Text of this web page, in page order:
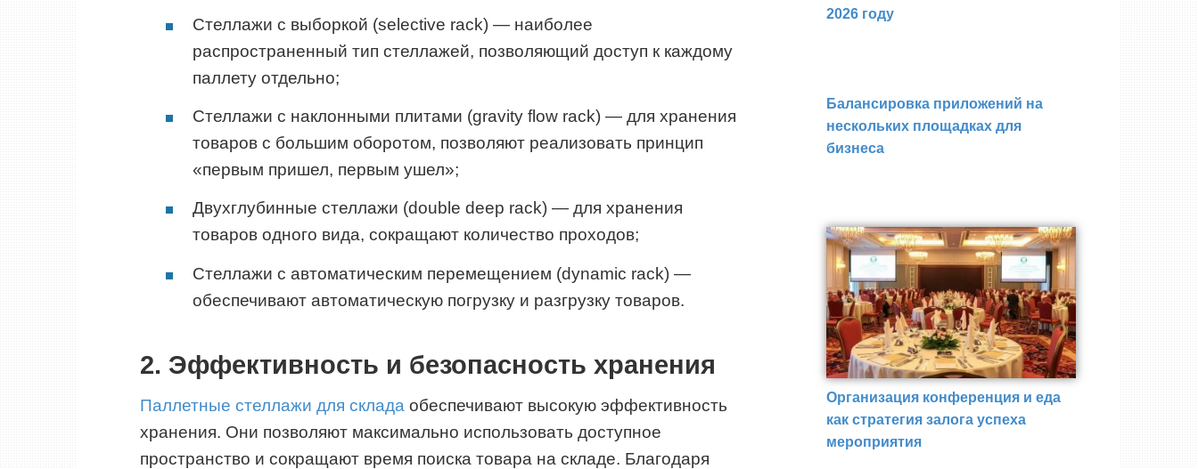
Стеллажи с выборкой (selective rack) — наиболее
распространенный тип стеллажей, позволяющий доступ к каждому
паллету отдельно;
Стеллажи с наклонными плитами (gravity flow rack) — для хранения
товаров с большим оборотом, позволяют реализовать принцип
«первым пришел, первым ушел»;
Двухглубинные стеллажи (double deep rack) — для хранения
товаров одного вида, сокращают количество проходов;
Стеллажи с автоматическим перемещением (dynamic rack) —
обеспечивают автоматическую погрузку и разгрузку товаров.
2. Эффективность и безопасность хранения
Паллетные стеллажи для склада обеспечивают высокую эффективность
хранения. Они позволяют максимально использовать доступное
пространство и сокращают время поиска товара на складе. Благодаря
2026 году
Балансировка приложений на
нескольких площадках для
бизнеса
Организация конференция и еда
как стратегия залога успеха
мероприятия